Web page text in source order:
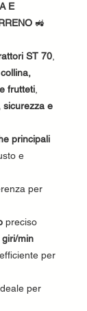
E
🚜
ST 70
frutteti
sicurezza e
principali
e
per
preciso
min
per
per